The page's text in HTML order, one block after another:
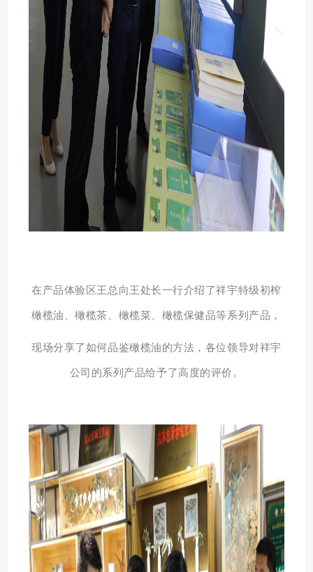
在产品体验区王总向王处长一行介绍了祥宇特级初榨
橄榄油、橄榄茶、橄榄菜、橄榄保健品等系列产品，
现场分享了如何品鉴橄榄油的方法，各位领导对祥宇
公司的系列产品给予了高度的评价。